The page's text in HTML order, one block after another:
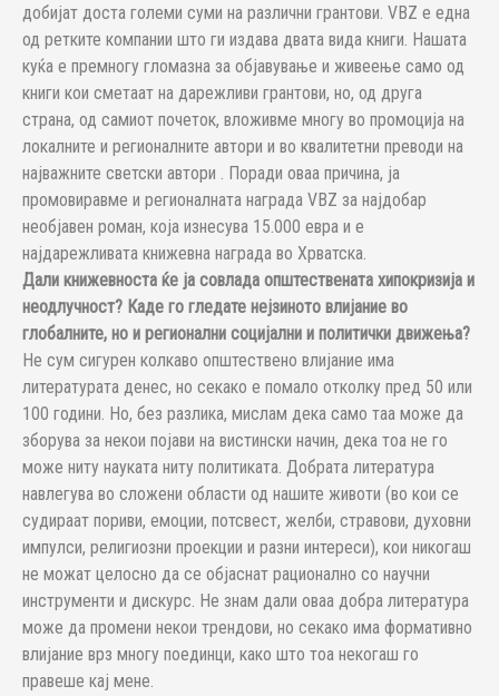
добијат доста големи суми на различни грантови. VBZ е една
од ретките компании што ги издава двата вида книги. Нашата
куќа е премногу гломазна за објавување и живеење само од
книги кои сметаат на дарежливи грантови, но, од друга
страна, од самиот почеток, вложивме многу во промоција на
локалните и регионалните автори и во квалитетни преводи на
најважните светски автори . Поради оваа причина, ја
промовиравме и регионалната награда VBZ за најдобар
необјавен роман, која изнесува 15.000 евра и е
најдарежливата книжевна награда во Хрватска.
Дали книжевноста ќе ја совлада општествената хипокризија и
неодлучност? Каде го гледате нејзиното влијание во
глобалните, но и регионални социјални и политички движења?
Не сум сигурен колкаво општествено влијание има
литературата денес, но секако е помало отколку пред 50 или
100 години. Но, без разлика, мислам дека само таа може да
зборува за некои појави на вистински начин, дека тоа не го
може ниту науката ниту политиката. Добрата литература
навлегува во сложени области од нашите животи (во кои се
судираат пориви, емоции, потсвест, желби, стравови, духовни
импулси, религиозни проекции и разни интереси), кои никогаш
не можат целосно да се објаснат рационално со научни
инструменти и дискурс. Не знам дали оваа добра литература
може да промени некои трендови, но секако има формативно
влијание врз многу поединци, како што тоа некогаш го
правеше кај мене.